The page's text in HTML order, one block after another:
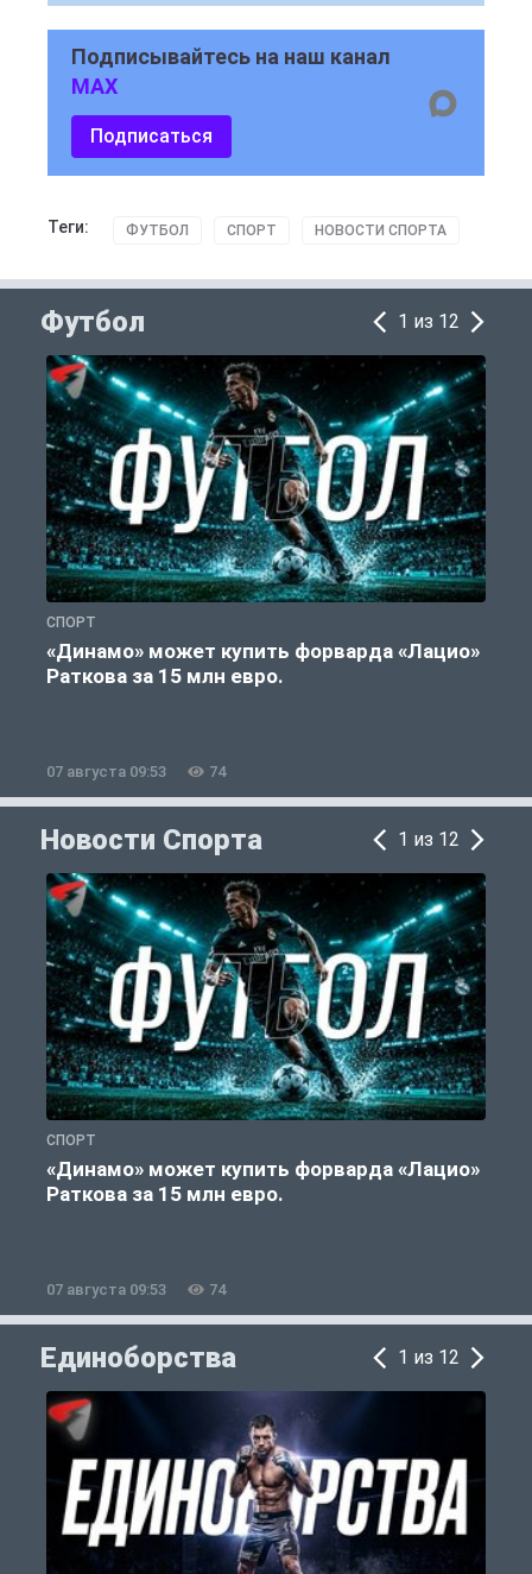
Подписывайтесь на наш канал
MAX
Подписаться
Теги: ФУТБОЛ СПОРТ НОВОСТИ СПОРТА
Футбол 1 из 12
СПОРТ
«Динамо» может купить форварда «Лацио»
Раткова за 15 млн евро.
07 августа 09:53 74
Новости Спорта 1 из 12
СПОРТ
«Динамо» может купить форварда «Лацио»
Раткова за 15 млн евро.
07 августа 09:53 74
Единоборства 1 из 12